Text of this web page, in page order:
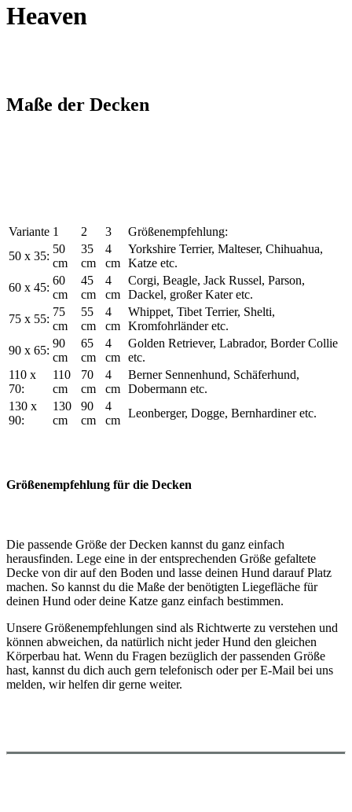
Heaven
Maße der Decken
Variante 1 2 3
Größenempfehlung:
50 x 35:
50
cm
35
cm
4
cm
Yorkshire Terrier, Malteser, Chihuahua,
Katze etc.
60 x 45:
60
cm
45
cm
4
cm
Corgi, Beagle, Jack Russel, Parson,
Dackel, großer Kater etc.
75 x 55:
75
cm
55
cm
4
cm
Whippet, Tibet Terrier, Shelti,
Kromfohrländer etc.
90 x 65:
90
cm
65
cm
4
cm
Golden Retriever, Labrador, Border Collie
etc.
110 x
70:
110
cm
70
cm
4
cm
Berner Sennenhund, Schäferhund,
Dobermann etc.
130 x
90:
130
cm
90
cm
4
cm
Leonberger, Dogge, Bernhardiner etc.
Größenempfehlung für die Decken
Die passende Größe der Decken kannst du ganz einfach
herausfinden. Lege eine in der entsprechenden Größe gefaltete
Decke von dir auf den Boden und lasse deinen Hund darauf Platz
machen. So kannst du die Maße der benötigten Liegefläche für
deinen Hund oder deine Katze ganz einfach bestimmen.
Unsere Größenempfehlungen sind als Richtwerte zu verstehen und
können abweichen, da natürlich nicht jeder Hund den gleichen
Körperbau hat. Wenn du Fragen bezüglich der passenden Größe
hast, kannst du dich auch gern telefonisch oder per E-Mail bei uns
melden, wir helfen dir gerne weiter.